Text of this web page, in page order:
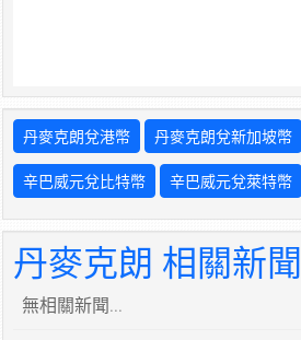
丹麥克朗兌港幣 丹麥克朗兌新加坡幣
辛巴威元兌比特幣 辛巴威元兌萊特幣
丹麥克朗 相關新聞
無相關新聞...